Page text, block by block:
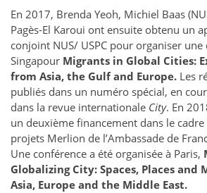
En 2017, Brenda Yeoh, Michiel Baas
Pagès-El Karoui ont ensuite obtenu un
conjoint NUS/ USPC pour organiser une
Singapour Migrants in Global Cities:
from Asia, the Gulf and Europe. Les
publiés dans un numéro spécial, en
dans la revue internationale City. En
un deuxième financement dans le cadre
projets Merlion de l’Ambassade de
Une conférence a été organisée à Paris,
Globalizing City: Spaces, Places and
Asia, Europe and the Middle East.